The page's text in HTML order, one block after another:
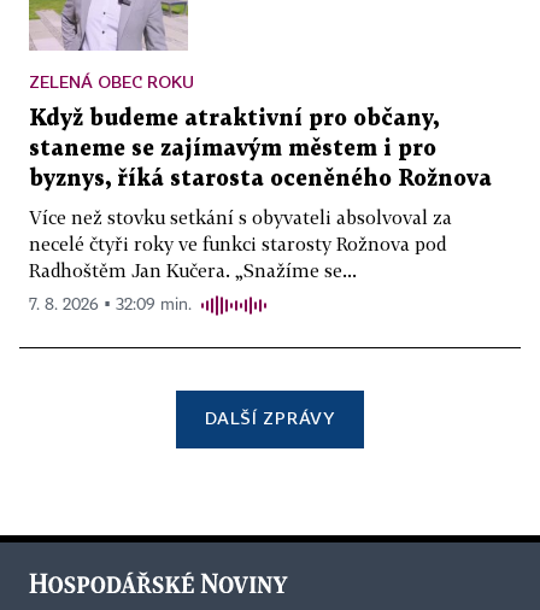
ZELENÁ OBEC ROKU
Když budeme atraktivní pro občany,
staneme se zajímavým městem i pro
byznys, říká starosta oceněného Rožnova
Více než stovku setkání s obyvateli absolvoval za
necelé čtyři roky ve funkci starosty Rožnova pod
Radhoštěm Jan Kučera. „Snažíme se...
7. 8. 2026 ▪ 32:09 min.
DALŠÍ ZPRÁVY